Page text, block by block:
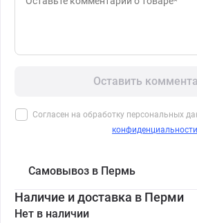
Оставить
Согласен на обработку персональных
конфиденциальности
Самовывоз в Пермь
Наличие и доставка в Перми
Нет в наличии